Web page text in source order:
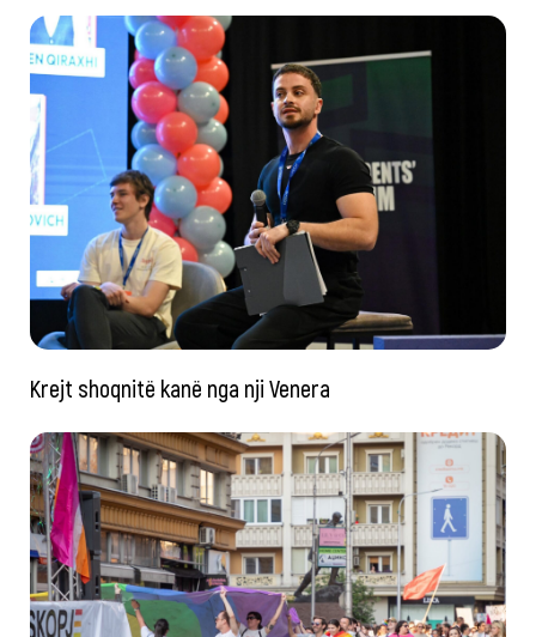
Krejt shoqnitë kanë nga nji Venera